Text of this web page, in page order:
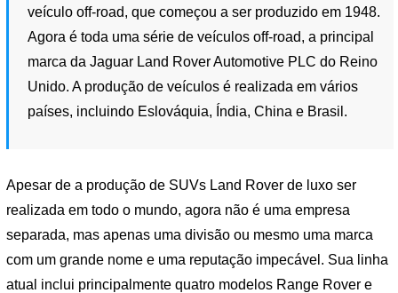
veículo off-road, que começou a ser produzido em 1948.
Agora é toda uma série de veículos off-road, a principal
marca da Jaguar Land Rover Automotive PLC do Reino
Unido. A produção de veículos é realizada em vários
países, incluindo Eslováquia, Índia, China e Brasil.
Apesar de a produção de SUVs Land Rover de luxo ser
realizada em todo o mundo, agora não é uma empresa
separada, mas apenas uma divisão ou mesmo uma marca
com um grande nome e uma reputação impecável. Sua linha
atual inclui principalmente quatro modelos Range Rover e